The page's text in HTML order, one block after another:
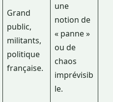
Grand
public,
militants,
politique
française.
une
notion de
« panne »
ou de
chaos
imprévisib
le.